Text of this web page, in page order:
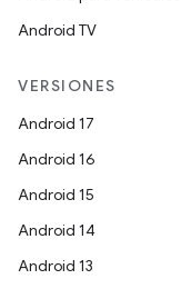
Android TV
VERSIONES
Android 17
Android 16
Android 15
Android 14
Android 13